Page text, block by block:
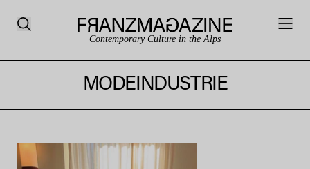
Contemporary Culture in the Alps
MODEINDUSTRIE